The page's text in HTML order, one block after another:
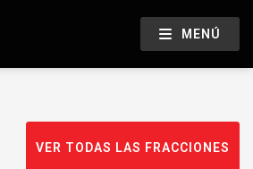
MENÚ
VER TODAS LAS FRACCIONES